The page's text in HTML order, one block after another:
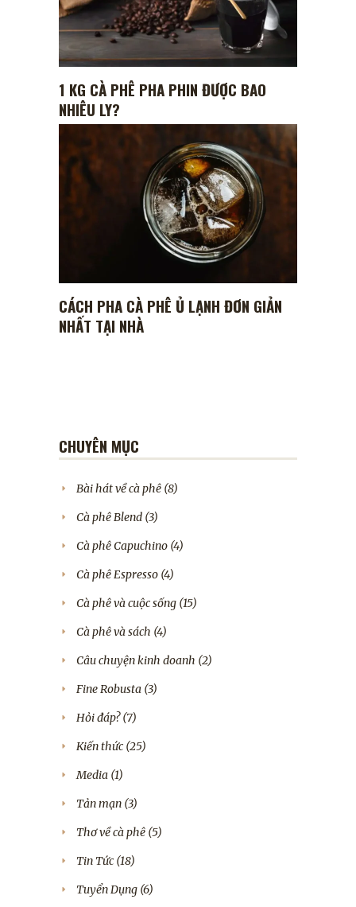
1 KG CÀ PHÊ PHA PHIN ĐƯỢC BAO
NHIÊU LY?
CÁCH PHA CÀ PHÊ Ủ LẠNH ĐƠN GIẢN
NHẤT TẠI NHÀ
CHUYÊN MỤC
Bài hát về cà phê (8)
Cà phê Blend (3)
Cà phê Capuchino (4)
Cà phê Espresso (4)
Cà phê và cuộc sống (15)
Cà phê và sách (4)
Câu chuyện kinh doanh (2)
Fine Robusta (3)
Hỏi đáp?(7)
Kiến thức (25)
Media (1)
Tản mạn (3)
Thơ về cà phê (5)
Tin Tức (18)
Tuyển Dụng (6)